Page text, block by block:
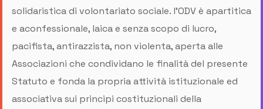
solidaristica di volontariato sociale. l’ODV è apartitica
e aconfessionale, laica e senza scopo di lucro,
pacifista, antirazzista, non violenta, aperta alle
Associazioni che condividano le finalità del presente
Statuto e fonda la propria attività istituzionale ed
associativa sui principi costituzionali della